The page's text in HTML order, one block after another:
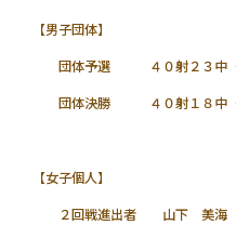
【男子団体】
団体予選 ４０射２３中 ・
団体決勝 ４０射１８中 ・
【女子個人】
２回戦進出者 山下 美